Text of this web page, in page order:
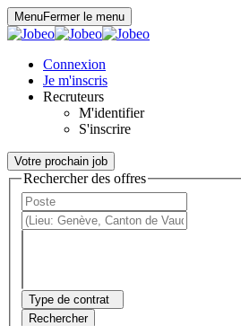
MenuFermer le menu
Connexion
Je m'inscris
Recruteurs
M'identifier
S'inscrire
Votre prochain job
Rechercher des offres
Type de contrat
Rechercher
Panneau de gestion des cookies